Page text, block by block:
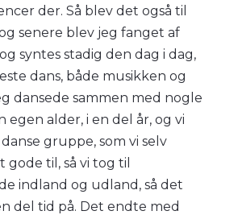
der. Så blev det også til
senere blev jeg fanget af
syntes stadig den dag i dag,
dans, både musikken og
dansede sammen med nogle
egen alder, i en del år, og vi
gruppe, som vi selv
gode til, så vi tog til
indland og udland, så det
del tid på. Det endte med